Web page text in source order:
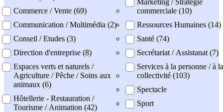
Commerce / Vente (69)
Communication / Multimédia (2)
Conseil / Etudes (3)
Direction d'entreprise (8)
Espaces verts et naturels /
Agriculture / Pêche / Soins aux
animaux (6)
Hôtellerie - Restauration /
Tourisme / Animation (42)
commerciale (10)
Ressources Humaines (14)
Santé (74)
Secrétariat / Assistanat (7)
Services à la personne / à la
collectivité (103)
Spectacle
Sport